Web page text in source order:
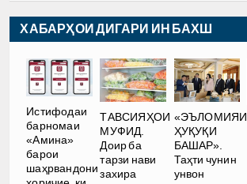
ХАБАРҲОИ ДИГАРИ ИН БАХШ
Истифодаи
барномаи
«Амина»
барои
шаҳрвандони
ТАВСИЯҲОИ
МУФИД.
Доир ба
тарзи нави
захира
«ЭЪЛОМИЯИ
ҲУҚУҚИ
БАШАР».
Таҳти чунин
унвон